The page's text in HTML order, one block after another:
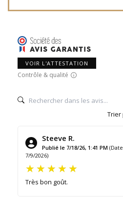
VOIR L'ATTESTATION
Contrôle & qualité
Trier
Steeve R.
Publié le 7/18/26, 1:41 PM
7/9/2026)
Très bon goût.